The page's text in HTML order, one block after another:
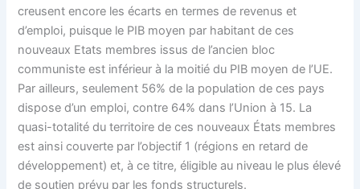
creusent encore les écarts en termes de revenus et
d’emploi, puisque le PIB moyen par habitant de ces
nouveaux Etats membres issus de l’ancien bloc
communiste est inférieur à la moitié du PIB moyen de l’UE.
Par ailleurs, seulement 56% de la population de ces pays
dispose d’un emploi, contre 64% dans l’Union à 15. La
quasi-totalité du territoire de ces nouveaux États membres
est ainsi couverte par l’objectif 1 (régions en retard de
développement) et, à ce titre, éligible au niveau le plus élevé
de soutien prévu par les fonds structurels.